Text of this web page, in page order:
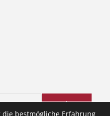
Suchen
bestmögliche Erfahrung